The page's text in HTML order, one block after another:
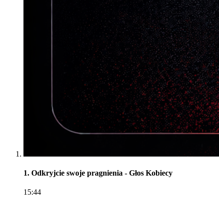
1. Odkryjcie swoje pragnienia - Głos Kobiecy
15:44